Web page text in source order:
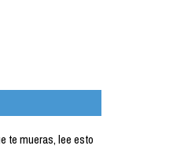
te mueras, lee esto